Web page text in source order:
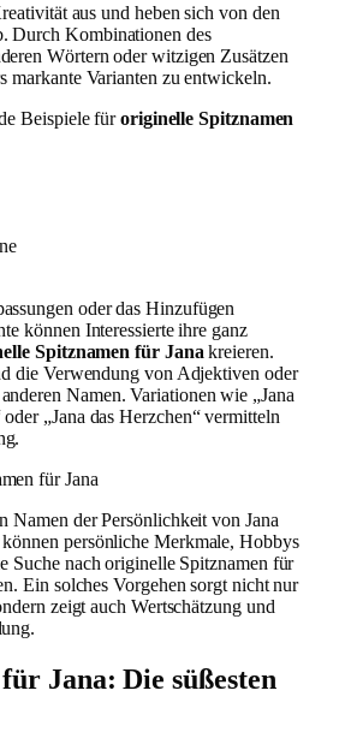
aus und heben sich von den
Durch Kombinationen des
Wörtern oder witzigen Zusätzen
markante Varianten zu entwickeln.
Beispiele füroriginelle Spitznamen
oder das Hinzufügen
können Interessierte ihre ganz
Spitznamen für Jana kreieren.
die Verwendung von Adjektiven oder
Namen. Variationen wie „Jana
„Jana das Herzchen“ vermitteln
Namen der Persönlichkeit von Jana
können persönliche Merkmale, Hobbys
Suche nach originelle Spitznamen für
Ein solches Vorgehen sorgt nicht nur
zeigt auch Wertschätzung und
Jana: Die süßesten